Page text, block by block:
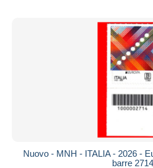
Nuovo - MNH - ITALIA - 2026 -
barre 2714